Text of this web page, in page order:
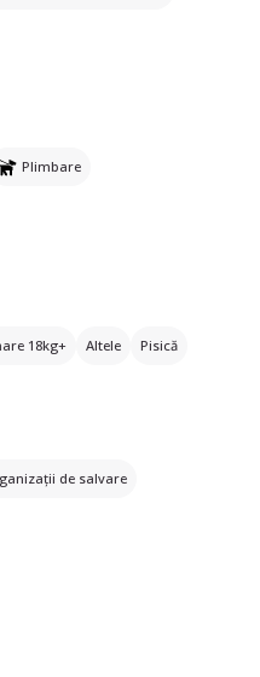
Plimbare
18kg+ Altele Pisică
de salvare